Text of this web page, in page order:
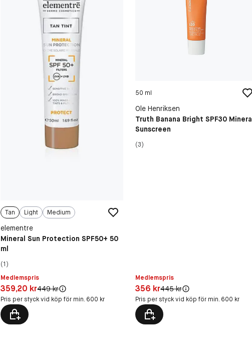
Tan Light Medium
elementre
Mineral Sun Protection SPF50+ 50
ml
(1)
Medlemspris
Pris: 359,20 kr
359,20 krOriginal pris:
449 kr
Pris per styck vid köp för min. 600 kr
50 ml
Ole Henriksen
Truth Banana Bright SPF30 Mineral
Sunscreen
(3)
Medlemspris
Pris: 356 kr
356 krOriginal pris:
445 kr
Pris per styck vid köp för min. 600 kr